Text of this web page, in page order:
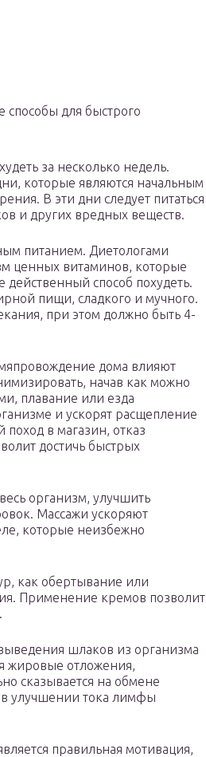
для быстрого
за несколько недель.
которые являются начальным
В эти дни следует питаться
и других вредных веществ.
питанием. Диетологами
ценных витаминов, которые
способ похудеть.
пищи, сладкого и мучного.
при этом должно быть 4-
дома влияют
начав как можно
плавание или езда
и ускорят расщепление
в магазин, отказ
достичь быстрых
организм, улучшить
Массажи ускоряют
которые неизбежно
как обертывание или
Применение кремов позволит
шлаков из организма
жировые отложения,
сказывается на обмене
в улучшении тока лимфы
правильная мотивация,